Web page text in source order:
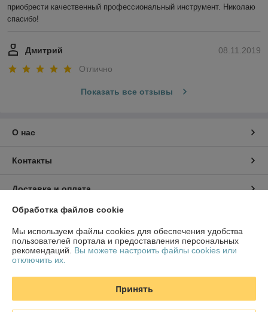
приобрести качественный профессиональный инструмент. Николаю
спасибо!
08.11.2019
Дмитрий
Отлично
Показать все отзывы
О нас
Контакты
Доставка и оплата
График работы
Полная версия сайта
Сайт создан на платформе Deal.by
Обработка файлов cookie
Мы используем файлы cookies для обеспечения удобства
пользователей портала и предоставления персональных
рекомендаций. Вы можете настроить файлы cookies или
отключить их.
Принять